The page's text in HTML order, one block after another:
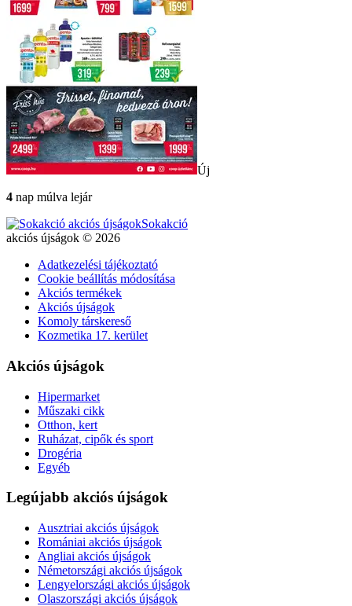
Új
4 nap múlva lejár
Sokakció
akciós újságok © 2026
Adatkezelési tájékoztató
Cookie beállítás módosítása
Akciós termékek
Akciós újságok
Komoly társkereső
Kozmetika 17. kerület
Akciós újságok
Hipermarket
Műszaki cikk
Otthon, kert
Ruházat, cipők és sport
Drogéria
Egyéb
Legújabb akciós újságok
Ausztriai akciós újságok
Romániai akciós újságok
Angliai akciós újságok
Németországi akciós újságok
Lengyelországi akciós újságok
Olaszországi akciós újságok